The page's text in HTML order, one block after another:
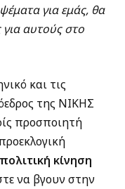
για εμάς, θα
αυτούς στο
και τις
της ΝΙΚΗΣ
προσποιητή
κίνηση
να βγουν στην